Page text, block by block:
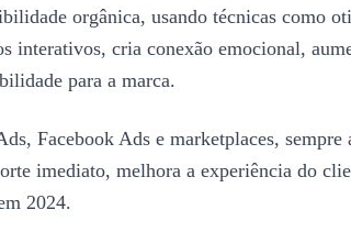
orgânica, usando técnicas como
cria conexão emocional,
para a marca.
Facebook Ads e marketplaces,
imediato, melhora a experiência do
2024.